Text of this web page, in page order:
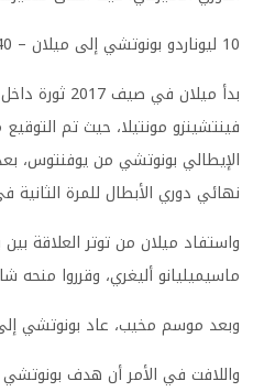
10 ليوناردو بونوتشي إلى ميلان – 40 مليون يورو
بدأ ميلان في
الإيطالي بونوتشي من يوفنتوس،
نهائي دوري الأبطال للمرة الثانية في 3 سنوات أمام ريال
واستفاد ميلان من توتر العلاقة
ماسيميليانو أليغري، وقرروا منحه
وبعد موسم مخيب، عاد بونوتشي
واللافت في الأمر أن هدف